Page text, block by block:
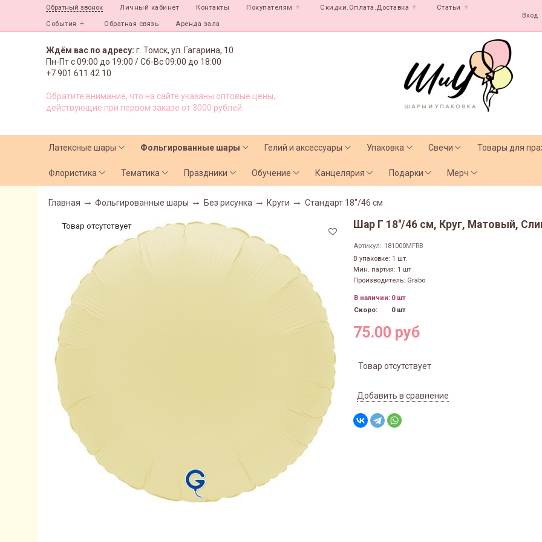
Обратный звонок Личный кабинет Контакты Покупателям Скидки.Оплата.Доставка Статьи
События Обратная связь Аренда зала
Вход
Ждём вас по адресу: г. Томск, ул. Гагарина, 10
Пн-Пт с09:00 до 19:00 /Сб-Вс 09:00 до 18:00
+7 901 611 42 10
Обратите внимание, что на сайте указаны оптовые цены,
действующие при первом заказе от 3000 рублей.
Латексные шары Фольгированные шары Гелий и аксессуары Упаковка Свечи Товары для
Флористика Тематика Праздники Обучение Канцелярия Подарки Мерч
Главная Фольгированные шары Без рисунка Круги Стандарт 18"/46 см
Товар отсутствует Шар Г 18''/46 см, Круг, Матовый,
Артикул: 181000MFRB
В упаковке: 1 шт.
Мин. партия: 1 шт
Производитель: Grabo
В наличии: 0 шт
Скоро:
0 шт
75.00 руб
Товар отсутствует
Добавить в сравнение